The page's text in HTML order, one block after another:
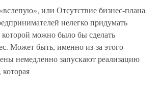
или Отсутствие бизнес-плана
нелегко придумать
можно было бы сделать
Может быть, именно из-за этого
немедленно запускают реализацию